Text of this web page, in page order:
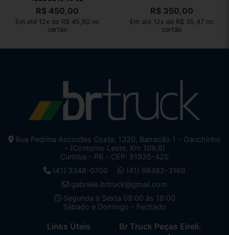
R$ 450,00
Em até 12x de R$ 45,60 no
cartão
R$ 350,00
Em até 12x de R$ 35,47 no
cartão
Rua Pedrina Accordes Costa, 1320, Barracão 1 - Ganchinho
- (Contorno Leste, Km 109,8)
Curitiba - PR - CEP: 81935-420
(41) 3348-0700
(41) 98482-3169
gabriele.brtruck@gmail.com
Segunda à Sexta 08:00 ás 18:00
Sábado e Domingo - Fechado
Links Úteis
Br Truck Peças Eireli.